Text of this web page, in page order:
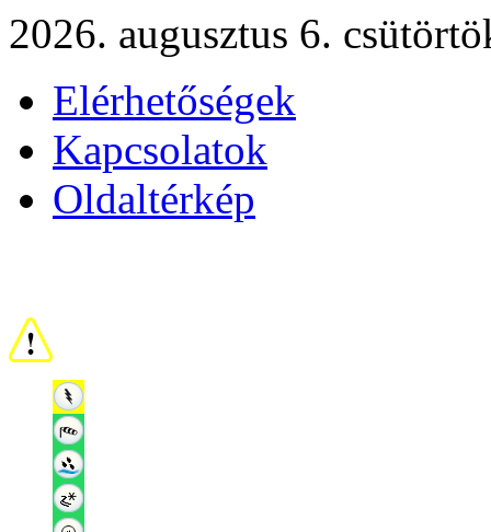
2026. augusztus 6.
Elérhetőségek
Kapcsolatok
Oldaltérkép